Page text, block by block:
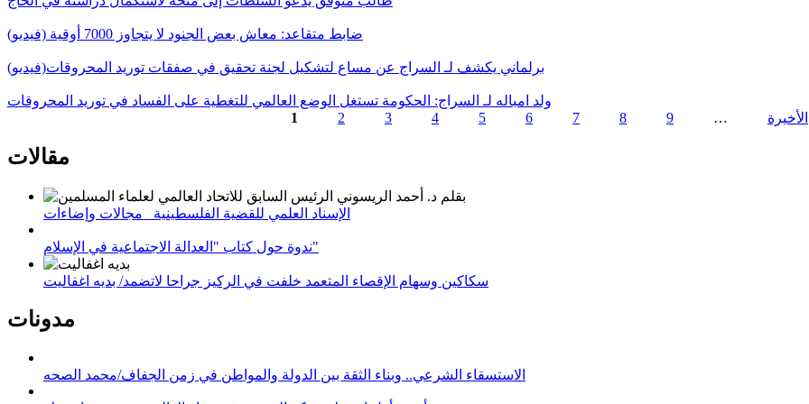
ضابط متقاعد: معاش بعض الجنود لا يتجاوز 7000 أوقية (فيديو)
برلماني يكشف لـ السراج عن مساع لتشكيل لجنة تحقيق في صفقات توريد المحروقات(فيديو)
ولد امباله لـ السراج: الحكومة تستغل الوضع العالمي للتغطية على الفساد في توريد المحروقات
1 2 3 4 5 6 7 8 9 …
مقالات
الإسناد العلمي للقضية الفلسطينية_ مجالات وإضاءات
ندوة حول كتاب "العدالة الاجتماعية في الإسلام"
سكاكين وسهام الإقصاء المتعمد خلفت في الركيز جراحا لاتضمد/ بديه اغفاليت
مدونات
الاستسقاء الشرعي.. وبناء الثقة بين الدولة والمواطن في زمن الجفاف/محمد الصحه